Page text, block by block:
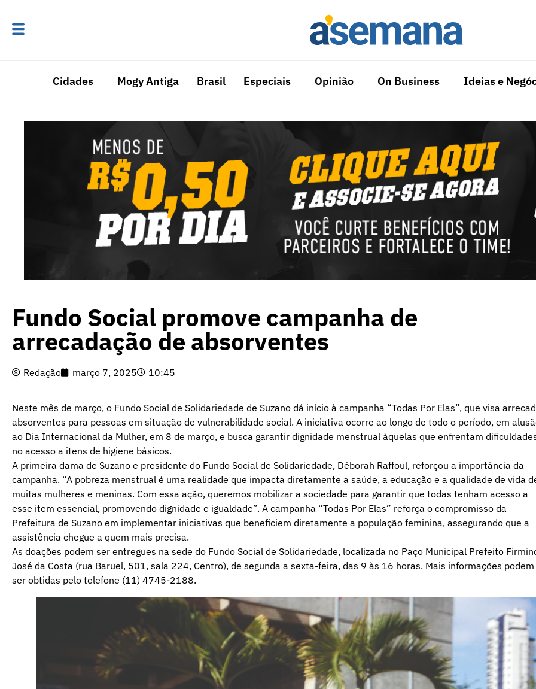
Cidades Mogy Antiga Brasil Especiais Opinião On Business Ideias e
Fundo Social promove campanha de
arrecadação de absorventes
Redação março 7, 2025 10:45
Neste mês de março, o Fundo Social de Solidariedade de Suzano dá início à campanha “Todas Por Elas”, que visa
absorventes para pessoas em situação de vulnerabilidade social. A iniciativa ocorre ao longo de todo o período, em
ao Dia Internacional da Mulher, em 8 de março, e busca garantir dignidade menstrual àquelas que enfrentam
no acesso a itens de higiene básicos.
A primeira dama de Suzano e presidente do Fundo Social de Solidariedade, Déborah Raffoul, reforçou a importância da
campanha. “A pobreza menstrual é uma realidade que impacta diretamente a saúde, a educação e a qualidade de vida
muitas mulheres e meninas. Com essa ação, queremos mobilizar a sociedade para garantir que todas tenham acesso a
esse item essencial, promovendo dignidade e igualdade”. A campanha “Todas Por Elas” reforça o compromisso da
Prefeitura de Suzano em implementar iniciativas que beneficiem diretamente a população feminina, assegurando que a
assistência chegue a quem mais precisa.
As doações podem ser entregues na sede do Fundo Social de Solidariedade, localizada no Paço Municipal Prefeito
José da Costa (rua Baruel, 501, sala 224, Centro), de segunda a sexta-feira, das 9 às 16 horas. Mais informações podem
ser obtidas pelo telefone (11) 4745-2188.